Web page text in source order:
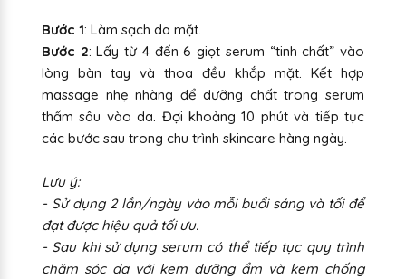
Bước 1: Làm sạch da mặt.
Bước 2: Lấy từ 4 đến 6 giọt serum “tinh chất” vào
lòng bàn tay và thoa đều khắp mặt. Kết hợp
massage nhẹ nhàng để dưỡng chất trong serum
thấm sâu vào da. Đợi khoảng 10 phút và tiếp tục
các bước sau trong chu trình skincare hàng ngày.
Lưu ý:
- Sử dụng 2 lần/ngày vào mỗi buổi sáng và tối để
đạt được hiệu quả tối ưu.
- Sau khi sử dụng serum có thể tiếp tục quy trình
chăm sóc da với kem dưỡng ẩm và kem chống